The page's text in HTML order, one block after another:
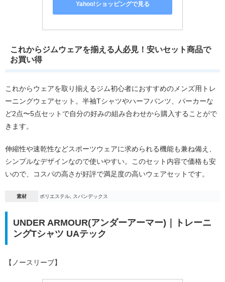
Yahoo!ショッピングで見る
これからジムウェアを揃える人必見！安いセット商品で
お買い得
これからウェアを取り揃えるジム初心者におすすめのメンズ用トレ
ーニングウェアセット。半袖Tシャツやハーフパンツ、パーカーな
ど2点〜5点セットで自分の好みの組み合わせから購入することがで
きます。
伸縮性や速乾性などスポーツウェアに求められる機能も兼ね備え、
シンプルなデザインなので使いやすい。このセット内容で価格も安
いので、コスパの高さが好評で満足度の高いウェアセットです。
素材 ポリエステル, スパンデックス
UNDER ARMOUR(アンダーアーマー)｜トレーニ
ングTシャツ UAテック
【ノースリーブ】